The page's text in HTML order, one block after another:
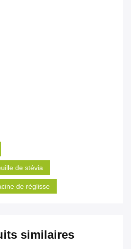
de stévia
de réglisse
similaires